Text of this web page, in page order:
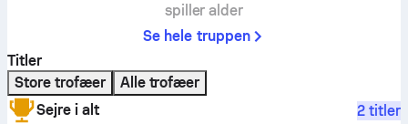
spiller alder
Se hele truppen
Titler
Store trofæer
Alle trofæer
Sejre i alt
2 titler